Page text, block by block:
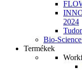
2024
Bio-
Termékek